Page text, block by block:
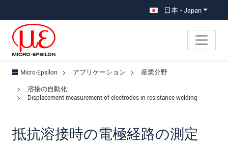
日本 - Japan
Micro-Epsilon アプリケーション
産業分野
溶接の自動化
Displacement measurement of electrodes in resistance welding
抵抗溶接時の電極経路の測定